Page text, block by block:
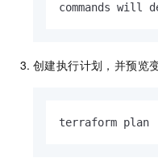
commands
创建执行计划，并预览变
terraform plan